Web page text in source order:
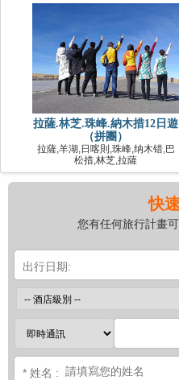
拉薩.林芝.珠峰.納木措12日遊
（拼團）
拉薩,羊湖,日喀則,珠峰,纳木错,巴
松措,林芝,拉薩